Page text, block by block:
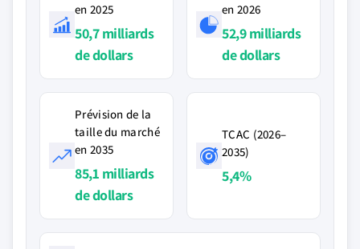
en 2025
50,7 milliards
de dollars
en 2026
52,9 milliards
de dollars
Prévision de la
taille du marché
en 2035
85,1 milliards
de dollars
TCAC (2026–
2035)
5,4%